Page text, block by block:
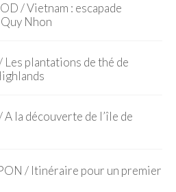
/ Vietnam : escapade
Nhon
Les plantations de thé de
A la découverte de l’île de
/ Itinéraire pour un premier